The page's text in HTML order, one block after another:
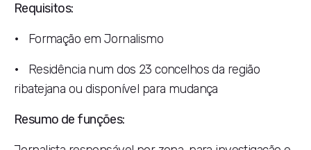
Requisitos:
• Formação em Jornalismo
• Residência num dos 23 concelhos da região
ribatejana ou disponível para mudança
Resumo de funções: